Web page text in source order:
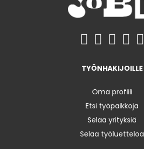
TYÖNHAKIJOILLE
Oma profiili
Etsi työpaikkoja
Selaa yrityksiä
Selaa työluetteloa